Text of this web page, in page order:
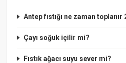
Antep fıstığı ne zaman toplanır
Çayı soğuk içilir mi?
Fıstık ağacı suyu sever mi?